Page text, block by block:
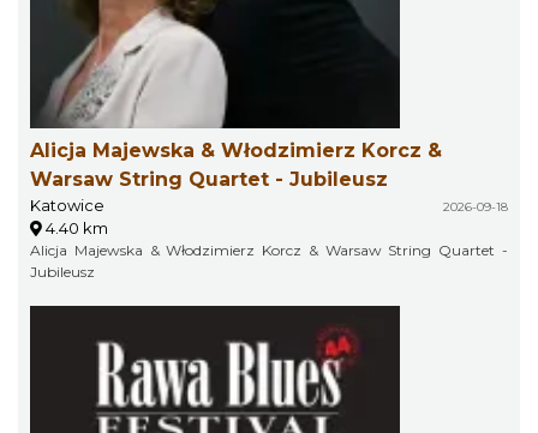
Alicja Majewska & Włodzimierz Korcz &
Warsaw String Quartet - Jubileusz
Katowice 2026-09-18
4.40 km
Alicja Majewska & Włodzimierz Korcz & Warsaw String Quartet -
Jubileusz